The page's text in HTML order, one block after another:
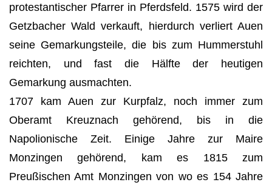
protestantischer Pfarrer in Pferdsfeld. 1575 wird der
Getzbacher Wald verkauft, hierdurch verliert Auen
seine Gemarkungsteile, die bis zum Hummerstuhl
reichten, und fast die Hälfte der heutigen
Gemarkung ausmachten.
1707 kam Auen zur Kurpfalz, noch immer zum
Oberamt Kreuznach gehörend, bis in die
Napolionische Zeit. Einige Jahre zur Maire
Monzingen gehörend, kam es 1815 zum
Preußischen Amt Monzingen von wo es 154 Jahre